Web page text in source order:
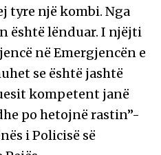
tyre një kombi. Nga
është lënduar. I njëjti
në Emergjencën e
se është jashtë
kompetent janë
po hetojnë rastin”-
i Policisë së